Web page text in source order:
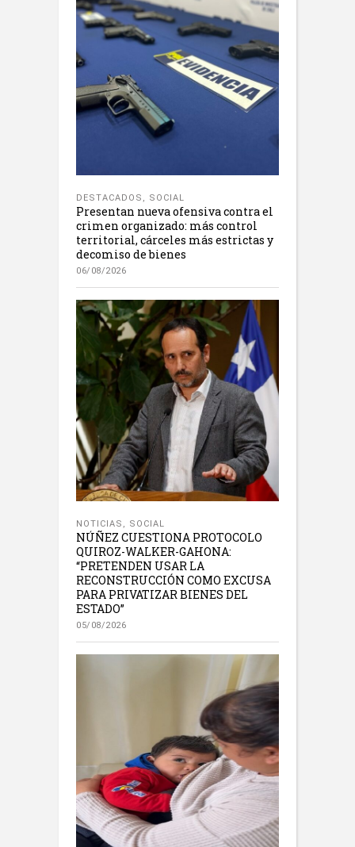
DESTACADOS , SOCIAL
Presentan nueva ofensiva contra el
crimen organizado: más control
territorial, cárceles más estrictas y
decomiso de bienes
06/08/2026
NOTICIAS , SOCIAL
NÚÑEZ CUESTIONA PROTOCOLO
QUIROZ-WALKER-GAHONA:
“PRETENDEN USAR LA
RECONSTRUCCIÓN COMO EXCUSA
PARA PRIVATIZAR BIENES DEL
ESTADO”
05/08/2026